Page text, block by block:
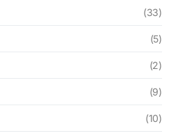
(33)
(5)
(2)
(9)
(10)